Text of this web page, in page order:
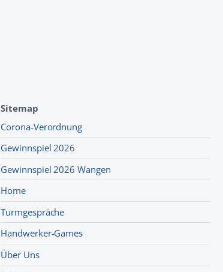
Sitemap
Corona-Verordnung
Gewinnspiel 2026
Gewinnspiel 2026 Wangen
Home
Turmgespräche
Handwerker-Games
Über Uns